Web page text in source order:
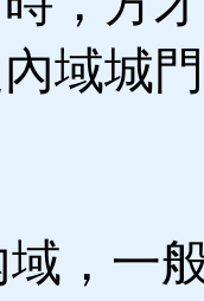
域城
，一